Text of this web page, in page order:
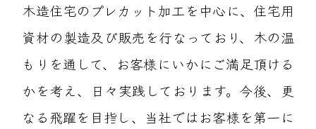
木造住宅のプレカット加工を中心に、住宅用
資材の製造及び販売を行なっており、木の温
もりを通して、お客様にいかにご満足頂ける
かを考え、日々実践しております。今後、更
なる飛躍を目指し、当社ではお客様を第一に